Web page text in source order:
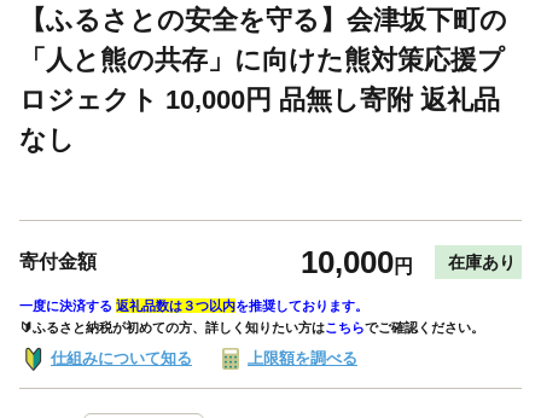
【ふるさとの安全を守る】会津坂下町の
「人と熊の共存」に向けた熊対策応援プ
ロジェクト 10,000円 品無し寄附 返礼品
なし
寄付金額 10,000円 在庫あり
一度に決済する 返礼品数は３つ以内を推奨しております。
🔰ふるさと納税が初めての方、詳しく知りたい方はこちらでご確認ください。
仕組みについて知る 上限額を調べる